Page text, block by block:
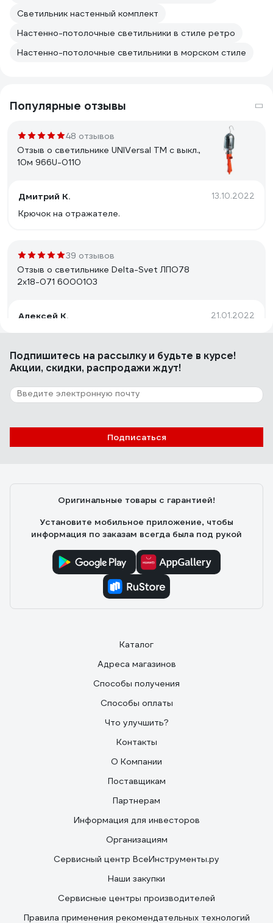
Светильник настенный комплект
Настенно-потолочные светильники в стиле ретро
Настенно-потолочные светильники в морском стиле
Популярные отзывы
48 отзывов
Отзыв о светильнике UNIVersal ТМ c выкл.,
10м 966U-0110
Дмитрий К. 13.10.2022
Крючок на отражателе.
39 отзывов
Отзыв о светильнике Delta-Svet ЛПО78
2х18-071 6000103
Алексей К. 21.01.2022
Хорошо собран. Нет бестолковых боковых
торцах светильника. Такие штуки вечно сохли,
трескались и отваливались, а рассеиватель падал и
6 отзывов
MR16, SL/WH зеркальный/белый a036801
Подпишитесь на рассылкуи будьте в курсе!
Акции, скидки, распродажи ждут!
Подписаться
Оригинальные товары с гарантией!
Установите мобильное приложение, чтобы
информация по заказам всегда была под рукой
Каталог
Адреса магазинов
Способы получения
Способы оплаты
Что улучшить?
Контакты
О Компании
Поставщикам
Партнерам
Информация для инвесторов
Организациям
Сервисный центр ВсеИнструменты.ру
Наши закупки
Сервисные центры производителей
Правила применения рекомендательных технологий